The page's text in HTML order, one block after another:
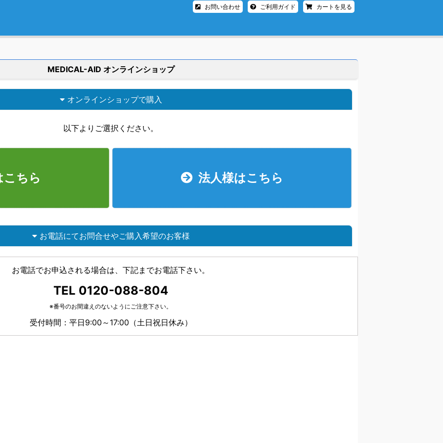
お問い合わせ ご利用ガイド カートを見る
MEDICAL-AID オンラインショップ
オンラインショップで購入
以下よりご選択ください。
ちら 法人様はこちら
お電話にてお問合せやご購入希望のお客様
お電話でお申込される場合は、下記までお電話下さい。
TEL 0120-088-804
※番号のお間違えのないようにご注意下さい。
受付時間：平日9:00～17:00（土日祝日休み）